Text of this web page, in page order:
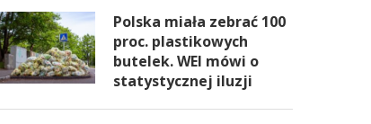
Polska miała zebrać 100
proc. plastikowych
butelek. WEI mówi o
statystycznej iluzji